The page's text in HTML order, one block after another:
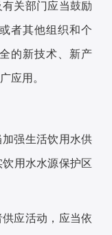
关部门应当鼓励
者其他组织和个
的新技术、新产
应用。
强生活饮用水供
用水水源保护区
应活动，应当依